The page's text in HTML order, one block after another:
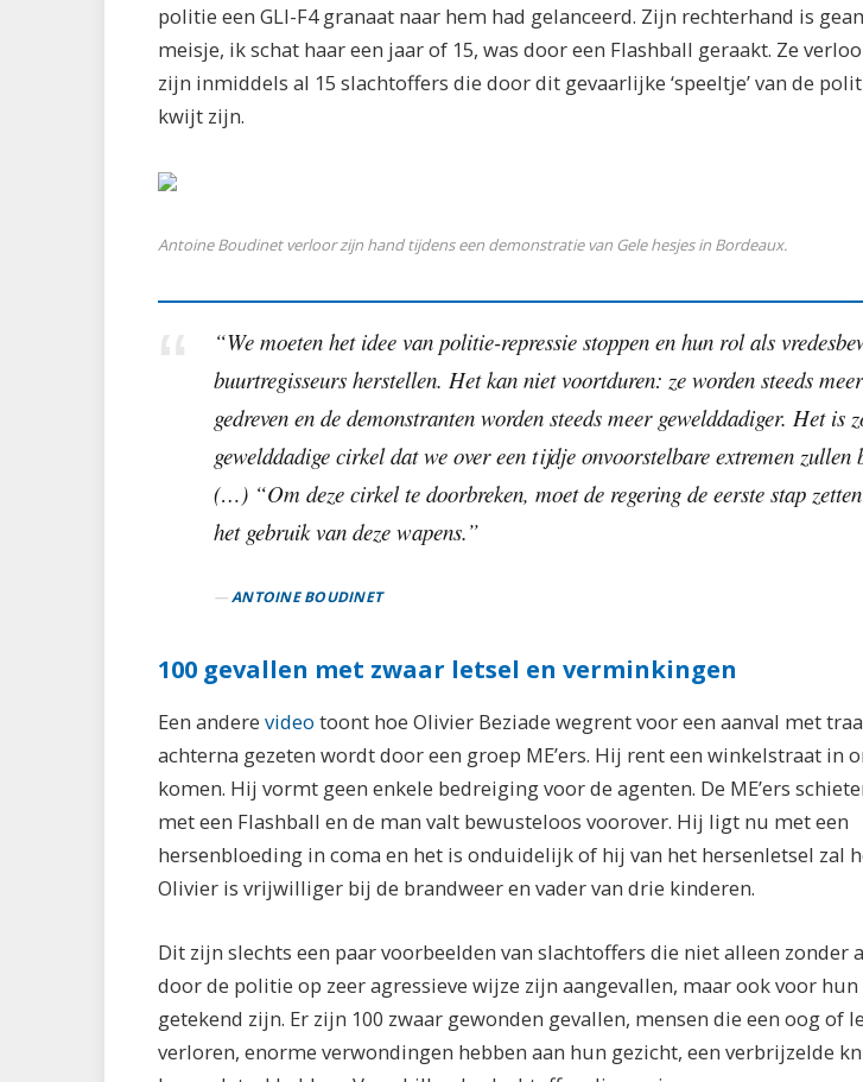
politie een GLI-F4 granaat naar hem had gelanceerd. Zijn rechterhand is
meisje, ik schat haar een jaar of 15, was door een Flashball geraakt. Ze
zijn inmiddels al 15 slachtoffers die door dit gevaarlijke ‘speeltje’ van de
kwijt zijn.
Antoine Boudinet verloor zijn hand tijdens een demonstratie van Gele hesjes in Bordeaux.
“We moeten het idee van politie-repressie stoppen en hun rol als
buurtregisseurs herstellen. Het kan niet voortduren: ze worden steeds
gedreven en de demonstranten worden steeds meer gewelddadiger. Het is
gewelddadige cirkel dat we over een tijdje onvoorstelbare extremen zullen
(…) “Om deze cirkel te doorbreken, moet de regering de eerste stap
het gebruik van deze wapens.”
ANTOINE BOUDINET
100 gevallen met zwaar letsel en verminkingen
Een andere video toont hoe Olivier Beziade wegrent voor een aanval met
achterna gezeten wordt door een groep ME’ers. Hij rent een winkelstraat in
komen. Hij vormt geen enkele bedreiging voor de agenten. De ME’ers
met een Flashball en de man valt bewusteloos voorover. Hij ligt nu met een
hersenbloeding in coma en het is onduidelijk of hij van het hersenletsel zal
Olivier is vrijwilliger bij de brandweer en vader van drie kinderen.
Dit zijn slechts een paar voorbeelden van slachtoffers die niet alleen zonder
door de politie op zeer agressieve wijze zijn aangevallen, maar ook voor hun
getekend zijn. Er zijn 100 zwaar gewonden gevallen, mensen die een oog of
verloren, enorme verwondingen hebben aan hun gezicht, een verbrijzelde